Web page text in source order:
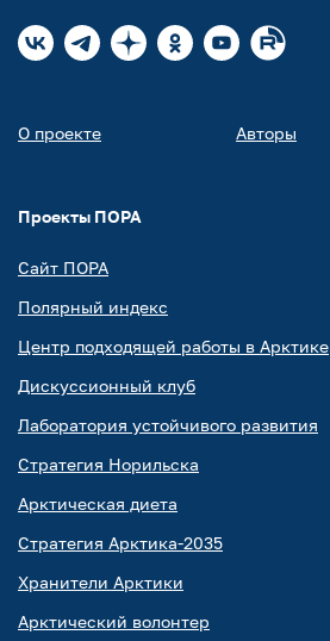
О проекте Авторы
Проекты ПОРА
Сайт ПОРА
Полярный индекс
Центр подходящей работы в Арктике
Дискуссионный клуб
Лаборатория устойчивого развития
Стратегия Норильска
Арктическая диета
Стратегия Арктика-2035
Хранители Арктики
Арктический волонтер